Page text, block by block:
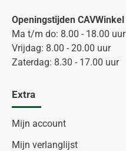
Openingstijden CAVWinkel
Ma t/m do: 8.00 - 18.00 uur
Vrijdag: 8.00 - 20.00 uur
Zaterdag: 8.30 - 17.00 uur
Extra
Mijn account
Mijn verlanglijst